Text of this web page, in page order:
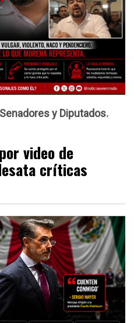
Senadores y Diputados
video de
críticas